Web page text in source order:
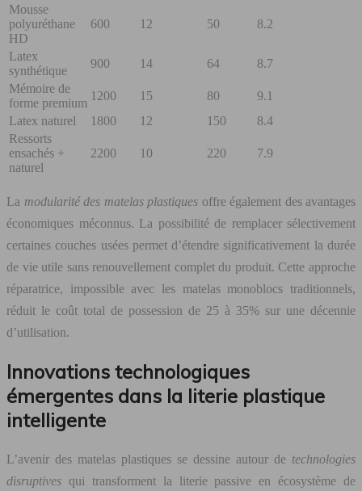
Mousse
polyuréthane
HD
600 12 50 8.2
Latex
synthétique
900 14 64
8.7
Mémoire de
forme premium
1200 15 80
9.1
Latex naturel
1800 12 150
8.4
Ressorts
ensachés +
naturel
2200 10 220 7.9
La modularité des matelas plastiques offre également des avantages
économiques méconnus. La possibilité de remplacer sélectivement
certaines couches usées permet d’étendre significativement la durée
de vie utile sans renouvellement complet du produit. Cette approche
réparatrice, impossible avec les matelas monoblocs traditionnels,
réduit le coût total de possession de 25 à 35% sur une décennie
d’utilisation.
Innovations technologiques
émergentes dans la literie plastique
intelligente
L’avenir des matelas plastiques se dessine autour de technologies
disruptives qui transforment la literie passive en écosystème de